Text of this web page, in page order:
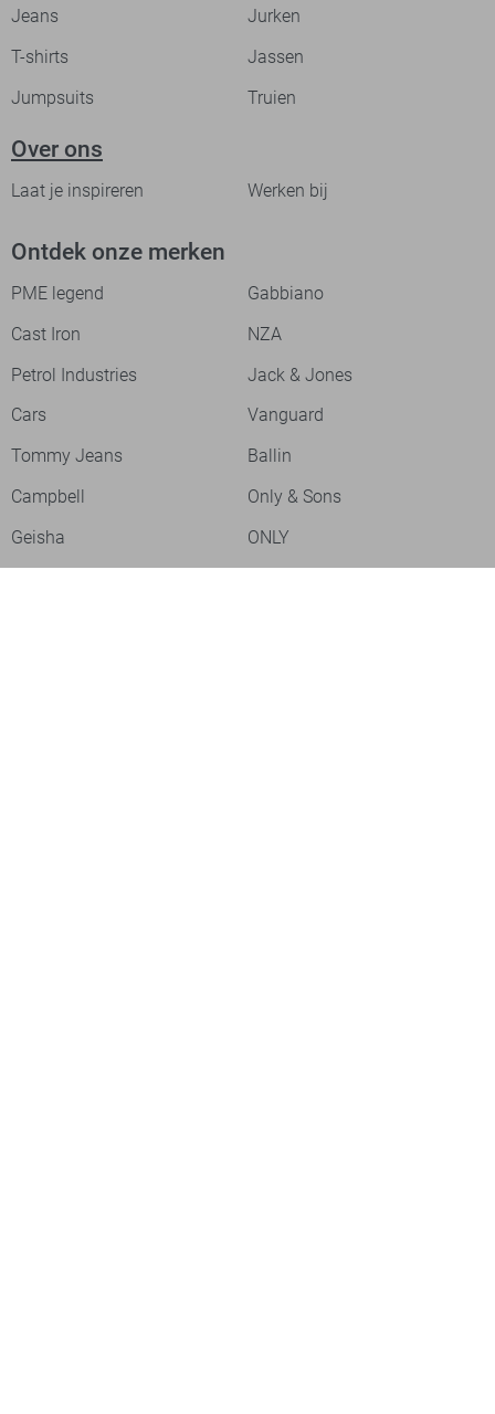
Jeans
Jurken
T-shirts
Jassen
Jumpsuits
Truien
Over ons
Laat je inspireren Werken bij
Ontdek onze merken
PME legend
Gabbiano
Cast Iron
NZA
Petrol Industries
Jack & Jones
Cars
Vanguard
Tommy Jeans
Ballin
Campbell
Only & Sons
Geisha
ONLY